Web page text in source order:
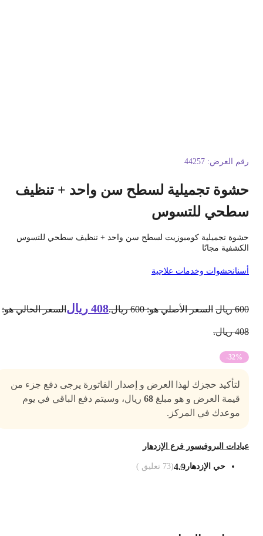
العرض: 44257
تجميلية لسطح سن واحد + تنظيف
للتسوس
تجميلية كومبوزيت لسطح سن واحد + تنظيف سطحي للتسوس
مجانًا
حشوات وخدمات علاجية
ريال السعر الأصلي هو: 600 ريال. 408 ريال السعر الحالي هو:
-32%
لتأكيد حجزك لهذا العرض و إصدار الفاتورة يرجى دفع جزء من
قيمة العرض و هو مبلغ68ريال، وسيتم دفع الباقي في يوم
موعدك في المركز.
البروفيسور فرع الإزدهار
حي الإزدهار4.9
(
73تعليق )